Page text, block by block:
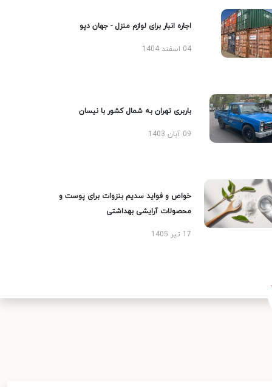
اجاره انبار برای لوازم منزل - جهان دپو
04 اسفند 1404
باربری تهران به شمال کشور با نیسان
09 آبان 1403
خواص و فواید سدیم بنزوات برای پوست و
محصولات آرایشی بهداشتی
17 تیر 1405